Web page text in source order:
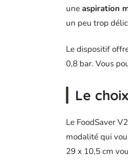
uneaspiration
un peu trop
Le dispositif
0,8 bar. Vous
Le
Le FoodSaver
modalité qui
29 x 10,5 cm